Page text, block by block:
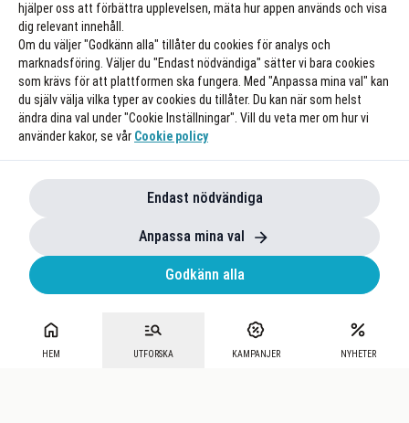
HEM UTFORSKA KAMPANJER NYHETER
hjälper oss att förbättra upplevelsen, mäta hur appen används och visa
dig relevant innehåll.
Om du väljer "Godkänn alla" tillåter du cookies för analys och
marknadsföring. Väljer du "Endast nödvändiga" sätter vi bara cookies
som krävs för att plattformen ska fungera. Med "Anpassa mina val" kan
du själv välja vilka typer av cookies du tillåter. Du kan när som helst
ändra dina val under "Cookie Inställningar". Vill du veta mer om hur vi
använder kakor, se vår Cookie policy
Endast nödvändiga
Anpassa mina val
Godkänn alla